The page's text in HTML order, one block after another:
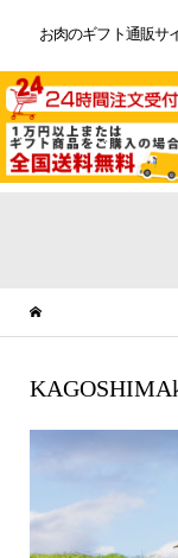
お肉のギフト通販サ